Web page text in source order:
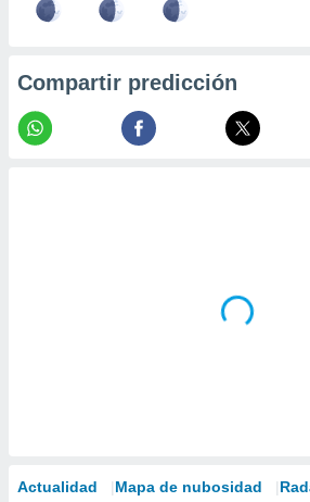
Compartir predicción
Actualidad Mapa de nubosidad